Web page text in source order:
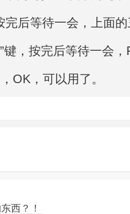
后等待一会，上面的
，按完后等待一会，
OK，可以用了。
西？！